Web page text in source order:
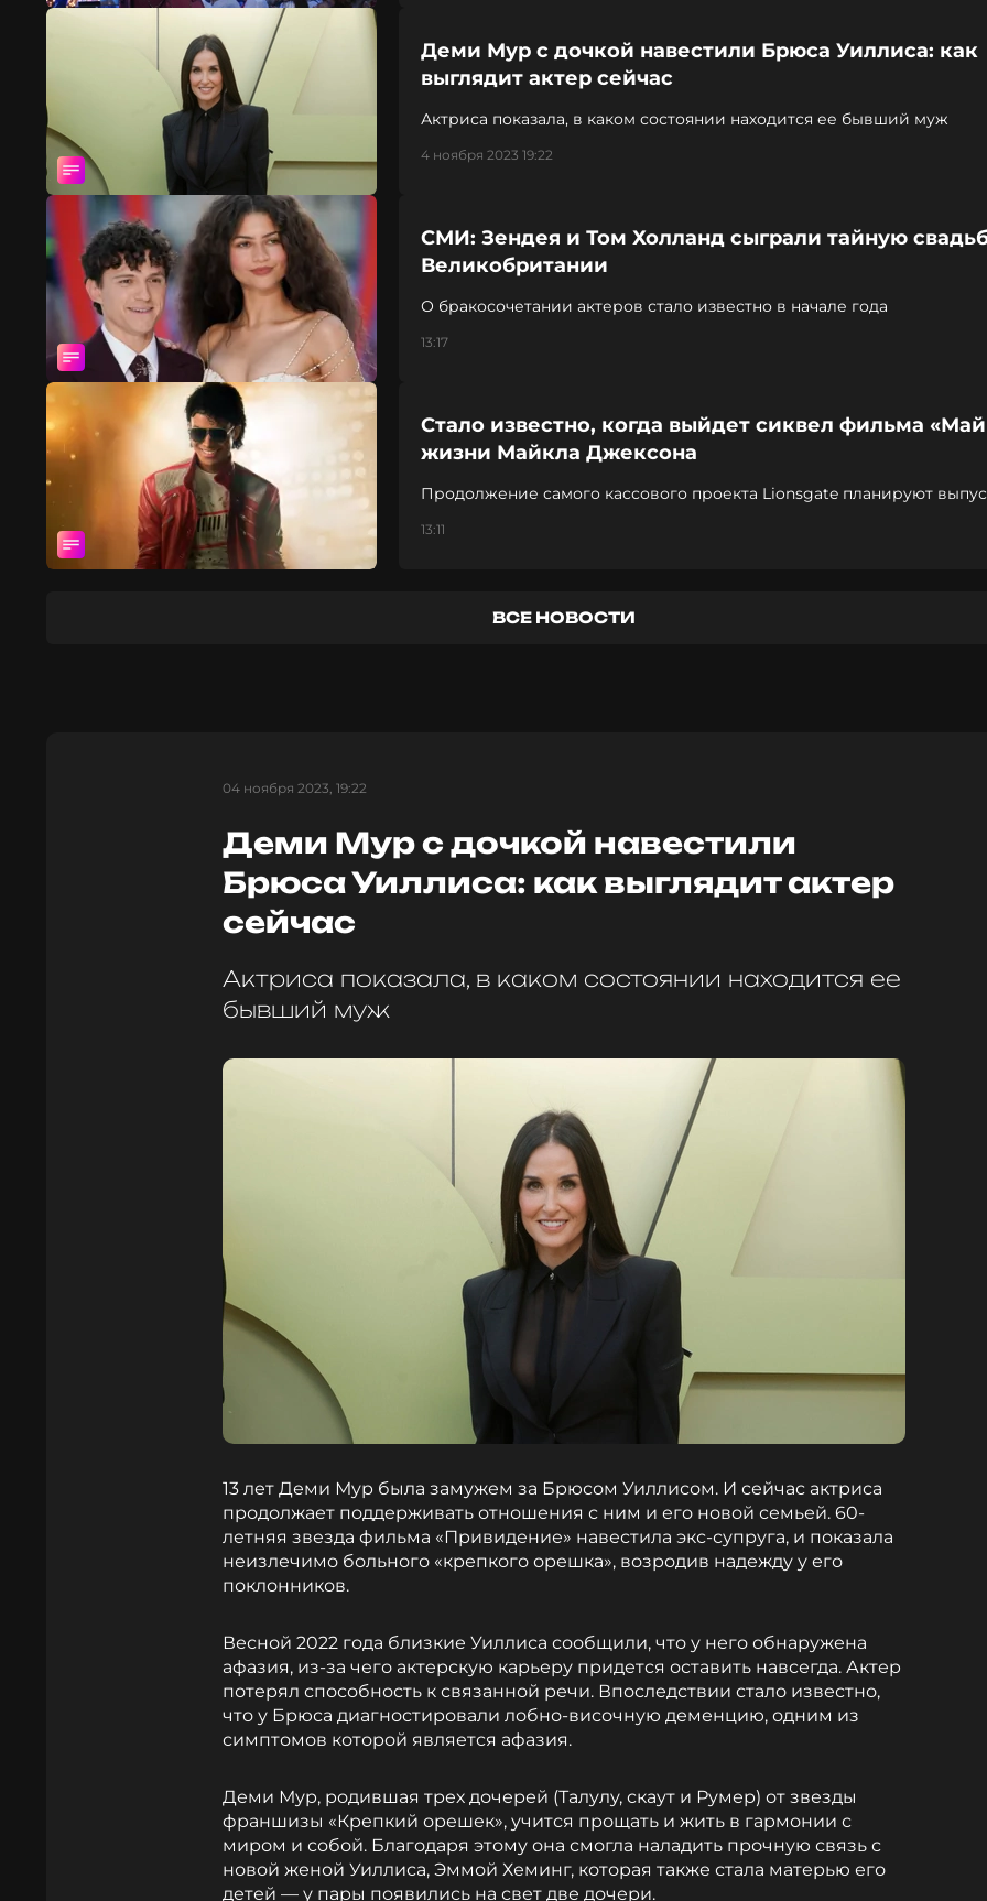
Деми Мур с дочкой навестили Брюса Уиллиса: как
выглядит актер сейчас
Актриса показала, в каком состоянии находится ее бывший муж
4 ноября 2023 19:22
СМИ: Зендея и Том Холланд сыграли тайную
Великобритании
О бракосочетании актеров стало известно в начале года
13:17
Стало известно, когда выйдет сиквел фильма
жизни Майкла Джексона
Продолжение самого кассового проекта Lionsgate планируют
13:11
ВСЕ НОВОСТИ
04 ноября 2023, 19:22
Деми Мур с дочкой навестили
Брюса Уиллиса: как выглядит актер
сейчас
Актриса показала, в каком состоянии находится ее
бывший муж
13 лет Деми Мур была замужем за Брюсом Уиллисом. И сейчас актриса
продолжает поддерживать отношения с ним и его новой семьей. 60-
летняя звезда фильма «Привидение» навестила экс-супруга, и показала
неизлечимо больного «крепкого орешка», возродив надежду у его
поклонников.
Весной 2022 года близкие Уиллиса сообщили, что у него обнаружена
афазия, из-за чего актерскую карьеру придется оставить навсегда. Актер
потерял способность к связанной речи. Впоследствии стало известно,
что у Брюса диагностировали лобно-височную деменцию, одним из
симптомов которой является афазия.
Деми Мур, родившая трех дочерей (Талулу, скаут и Румер) от звезды
франшизы «Крепкий орешек», учится прощать и жить в гармонии с
миром и собой. Благодаря этому она смогла наладить прочную связь с
новой женой Уиллиса, Эммой Хеминг, которая также стала матерью его
детей — у пары появились на свет две дочери.